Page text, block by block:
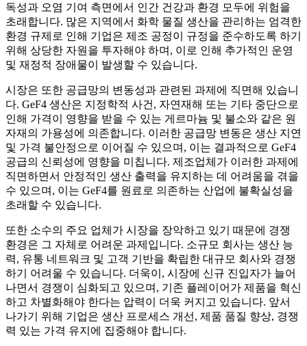
독성과 오염 기여 측면에서 인간 건강과 환경 모두에 위험을
초래합니다. 많은 지역에서 화학 물질 생산을 관리하는 엄격한
환경 규제로 인해 기업은 제조 공정이 규정을 준수하도록 하기
위해 상당한 자원을 투자해야 하며, 이로 인해 추가적인 운영
및 재정적 장애물이 발생할 수 있습니다.
시장은 또한 공급망의 변동성과 관련된 과제에 직면해 있습니
다. GeF4 생산은 지정학적 사건, 자연재해 또는 기타 중단으로
인해 가격이 영향을 받을 수 있는 게르마늄 및 불소와 같은 원
자재의 가용성에 의존합니다. 이러한 공급망 변동은 생산 지연
및 가격 불안정으로 이어질 수 있으며, 이는 결과적으로 GeF4
공급의 신뢰성에 영향을 미칩니다. 제조업체가 이러한 과제에
직면하면서 안정적인 생산 출력을 유지하는 데 어려움을 겪을
수 있으며, 이는 GeF4를 원료로 의존하는 산업에 불확실성을
초래할 수 있습니다.
또한 소수의 주요 업체가 시장을 장악하고 있기 때문에 경쟁
환경은 그 자체로 어려운 과제입니다. 소규모 회사는 생산 능
력, 유통 네트워크 및 고객 기반을 확립한 대규모 회사와 경쟁
하기 어려울 수 있습니다. 더욱이, 시장에 신규 진입자가 늘어
나면서 경쟁이 심화되고 있으며, 기존 플레이어가 제품을 혁신
하고 차별화해야 한다는 압력이 더욱 커지고 있습니다. 앞서
나가기 위해 기업은 생산 프로세스 개선, 제품 품질 향상, 경쟁
력 있는 가격 유지에 집중해야 합니다.